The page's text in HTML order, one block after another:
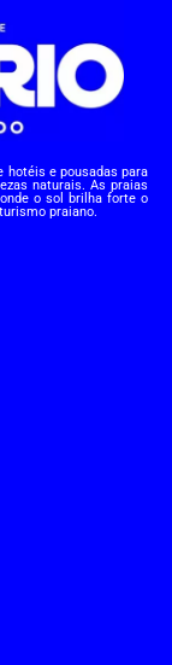
hotéis e pousadas para
naturais. As praias
o sol brilha forte o
praiano.